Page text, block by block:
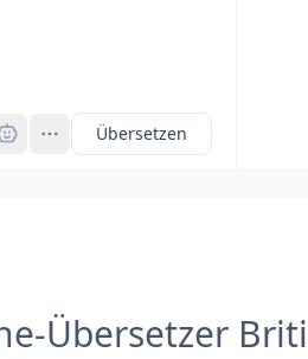
Übersetzen
Übersetzer